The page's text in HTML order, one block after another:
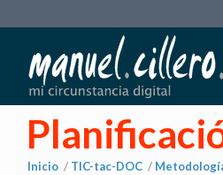
Inicio / TIC-tac-DOC /